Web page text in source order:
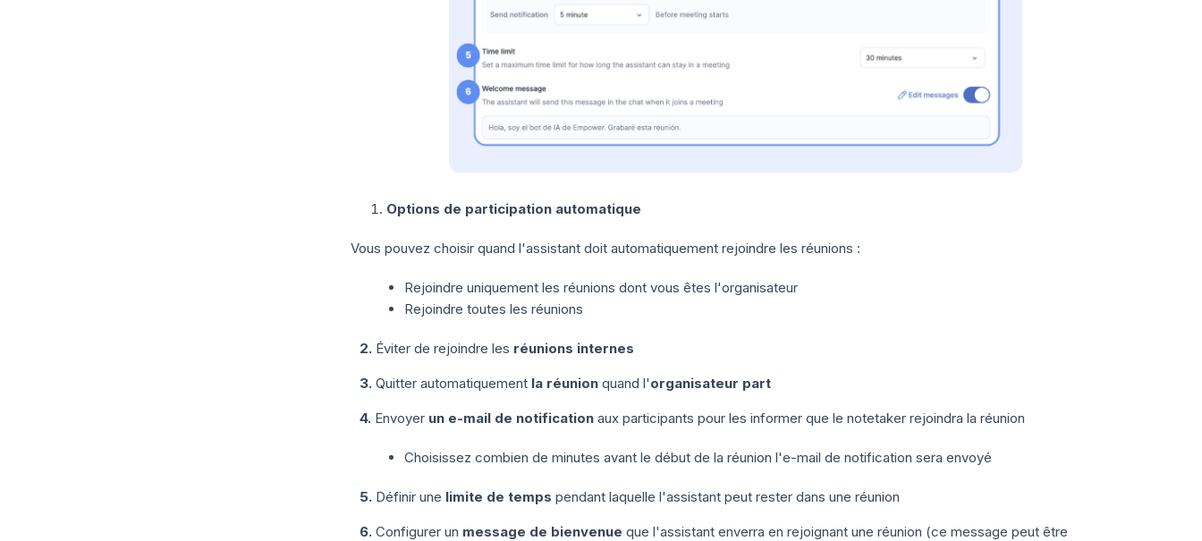
Options de participation automatique
Vous pouvez choisir quand l'assistant doit automatiquement rejoindre les réunions :
Rejoindre uniquement les réunions dont vous êtes l'organisateur
Rejoindre toutes les réunions
2. Éviter de rejoindre les réunions internes
3. Quitter automatiquement la réunion quand l'organisateur part
4. Envoyer un e-mail de notification aux participants pour les informer que le notetaker rejoindra la réunion
Choisissez combien de minutes avant le début de la réunion l'e-mail de notification sera envoyé
5. Définir une limite de temps pendant laquelle l'assistant peut rester dans une réunion
6. Configurer un message de bienvenue que l'assistant enverra en rejoignant une réunion (ce message peut être